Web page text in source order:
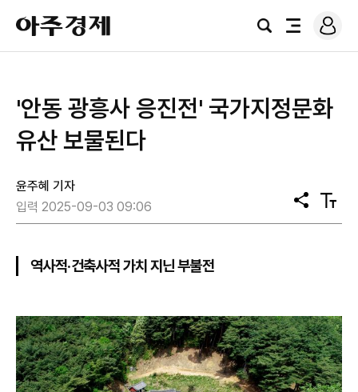
아
주
경
검
전
로
그
'안동 광흥사 응진전' 국가지정문화
유산 보물된다
윤주혜 기자
입력 2025-09-03 09:06
공
유
텍
스
역사적·건축사적 가치 지닌 부불전